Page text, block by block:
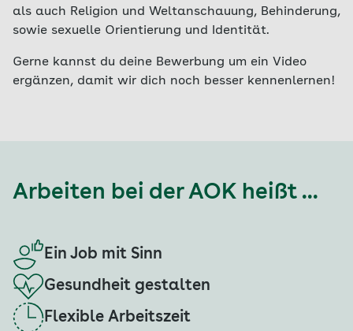
als auch Religion und Weltanschauung, Behinderung,
sowie sexuelle Orientierung und Identität.
Gerne kannst du deine Bewerbung um ein Video
ergänzen, damit wir dich noch besser kennenlernen!
Arbeiten bei der AOK heißt ...
Ein Job mit Sinn
Gesundheit gestalten
Flexible Arbeitszeit